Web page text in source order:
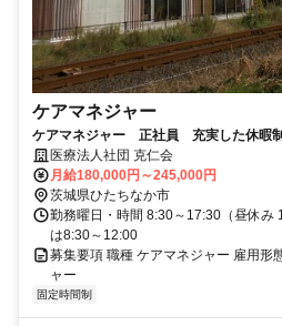
ケアマネジャー
ケアマネジャー 正社員 充実した休暇
れる職場です。長く活躍しませんか？
医療法人社団 克仁会
月給180,000円～245,000円
茨城県ひたちなか市
勤務曜日・時間 8:30～17:30（昼休
は8:30～12:00
募集要項 職種 ケアマネジャー 雇用形
ャー
固定時間制